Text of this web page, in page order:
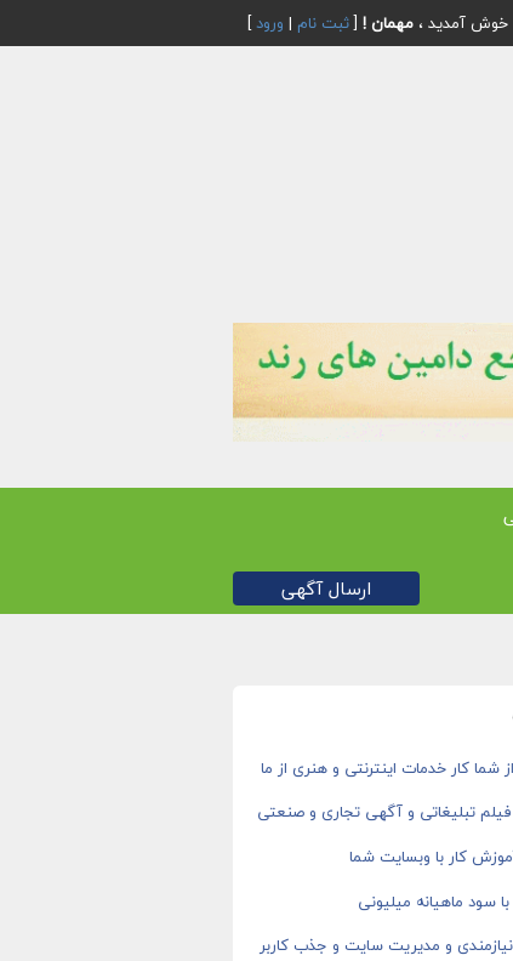
خوش آمدید ، مهمان ! [ثبت نام | ورود]
ارسال آگهی
شما کار خدمات اینترنتی و هنری از ما
تبلیغاتی و آگهی تجاری و صنعتی
کار با وبسایت شما
سود ماهیانه میلیونی
و مدیریت سایت و جذب کاربر